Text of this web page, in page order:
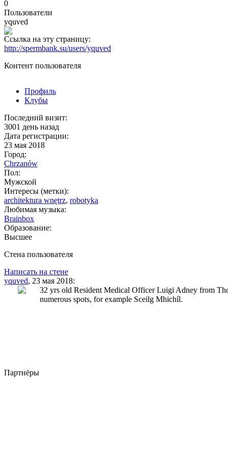
0
Пользователи
yquved
Ссылка на эту страницу:
http://spermbank.su/users/yquved
Контент пользователя
Профиль
Клубы
Последний визит:
3001 день назад
Дата регистрации:
23 мая 2018
Город:
Chrzanów
Пол:
Мужской
Интересы (метки):
architektura wnętrz, robotyka
Любимая музыка:
Brainbox
Образование:
Высшее
Стена пользователя
Написать на стене
yquved, 23 мая 2018:
32 yrs old Resident Medical Officer Luigi Adney from
numerous spots, for example Sceilg Mhichíl.
Партнёры